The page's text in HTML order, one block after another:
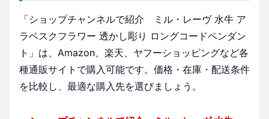
「ショップチャンネルで紹介 ミル・レーヴ 水牛 ア
ラベスクフラワー 透かし彫り ロングコードペンダン
ト」は、Amazon、楽天、ヤフーショッピングなど各
種通販サイトで購入可能です。価格・在庫・配送条件
を比較し、最適な購入先を選びましょう。